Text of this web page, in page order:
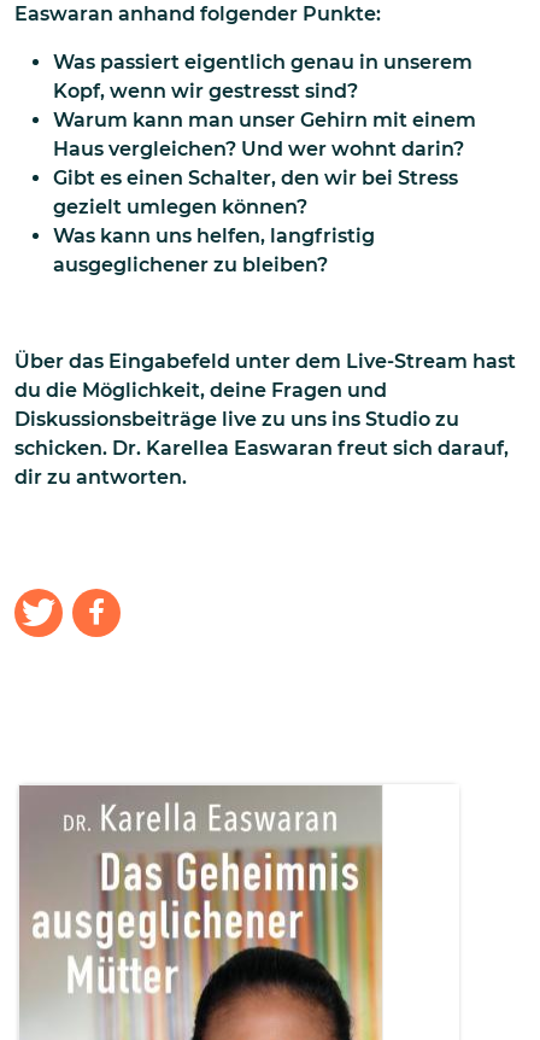
Easwaran anhand folgender Punkte:
Was passiert eigentlich genau in unserem
Kopf, wenn wir gestresst sind?
Warum kann man unser Gehirn mit einem
Haus vergleichen? Und wer wohnt darin?
Gibt es einen Schalter, den wir bei Stress
gezielt umlegen können?
Was kann uns helfen, langfristig
ausgeglichener zu bleiben?
Über das Eingabefeld unter dem Live-Stream hast
du die Möglichkeit, deine Fragen und
Diskussionsbeiträge live zu uns ins Studio zu
schicken. Dr. Karellea Easwaran freut sich darauf,
dir zu antworten.